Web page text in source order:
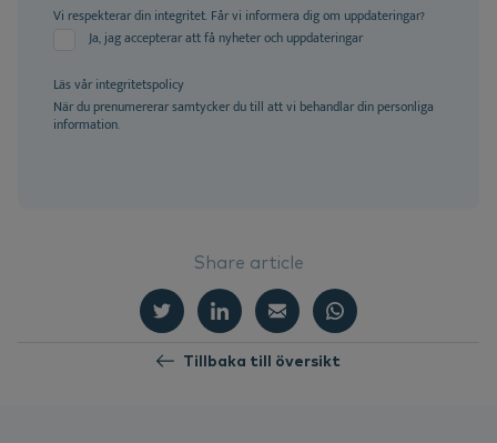
Vi respekterar din integritet. Får vi informera dig om uppdateringar?
Ja, jag accepterar att få nyheter och uppdateringar
Läs vårintegritetspolicy
När du prenumererar samtycker du till att vi behandlar din personliga
information.
Share article
Tillbaka till översikt